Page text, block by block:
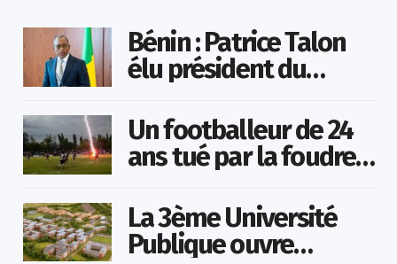
Bénin : Patrice Talon
élu président du
Un footballeur de 24
ans tué par la foudre
La 3ème Université
Publique ouvre